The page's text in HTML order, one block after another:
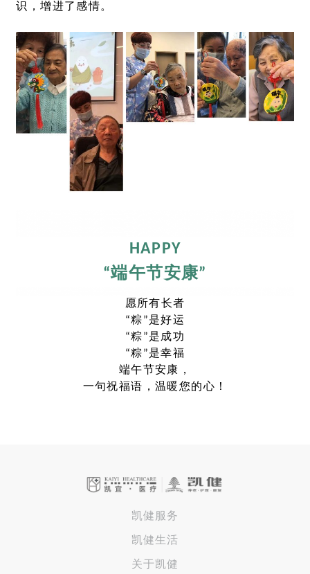
识，增进了感情。
HAPPY
“端午节安康”
愿所有长者
“粽”是好运
“粽”是成功
“粽”是幸福
端午节安康，
一句祝福语，温暖您的心！
凯健服务
凯健生活
关于凯健